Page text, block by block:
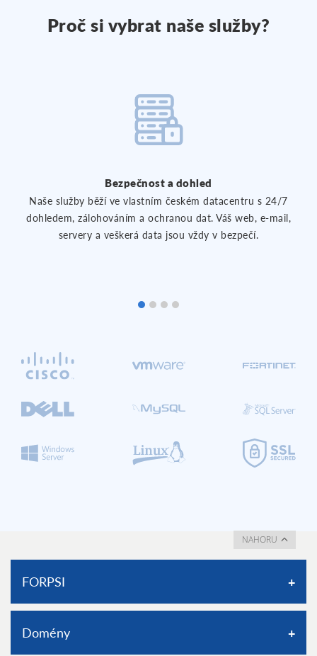
Proč si vybrat naše služby?
Bezpečnost a dohled
Naše služby běží ve vlastním českém datacentru s 24/7
dohledem, zálohováním a ochranou dat. Váš web, e-mail,
servery a veškerá data jsou vždy v bezpečí.
NAHORU
FORPSI
O nás
Domény